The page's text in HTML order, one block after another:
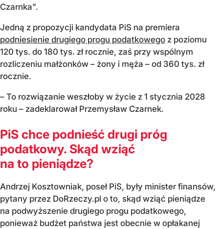
Czarnka".
Jedną z propozycji kandydata PiS na premiera
podniesienie drugiego progu podatkowego z poziomu
120 tys. do 180 tys. zł rocznie, zaś przy wspólnym
rozliczeniu małżonków – żony i męża – od 360 tys. zł
rocznie.
– To rozwiązanie weszłoby w życie z 1 stycznia 2028
roku – zadeklarował Przemysław Czarnek.
PiS chce podnieść drugi próg
podatkowy. Skąd wziąć
na to pieniądze?
Andrzej Kosztowniak, poseł PiS, były minister finansów,
pytany przez DoRzeczy.pl o to, skąd wziąć pieniądze
na podwyższenie drugiego progu podatkowego,
ponieważ budżet państwa jest obecnie w opłakanej